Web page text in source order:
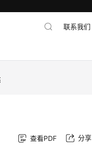
联系我们
查看PDF 分享